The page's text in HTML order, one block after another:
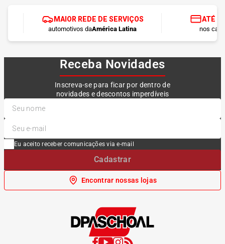
MAIOR REDE DE SERVIÇOS
automotivos daAmérica Latina
ATÉ
nos
Receba Novidades
Inscreva-se para ficar por dentro de
novidades e descontos imperdíveis
Eu aceito receber comunicações via e-mail
Cadastrar
Encontrar nossas lojas